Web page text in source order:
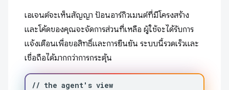
เอเจนต์จะเห็นสัญญา ป้อนอาร์กิวเมนต์ที่มีโครงสร้าง
และโค้ดของคุณจะจัดการส่วนที่เหลือ ผู้ใช้จะได้รับการ
แจ้งเตือนเพื่อขอสิทธิ์และการยืนยัน ระบบนี้รวดเร็วและ
เชื่อถือได้มากกว่าการกระตุ้น
// the agent' s